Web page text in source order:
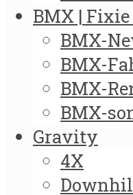
BMX |
BMX-
BMX-
BMX-
BMX-
Gravity
4X